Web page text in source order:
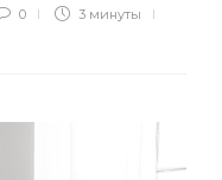
0 3 минуты